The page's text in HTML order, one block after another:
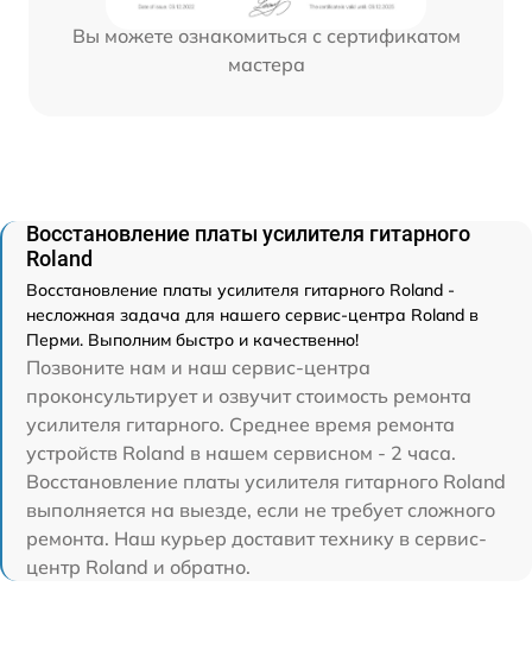
Вы можете ознакомиться с сертификатом
мастера
Восстановление платы усилителя гитарного
Roland
Восстановление платы усилителя гитарного Roland -
несложная задача для нашего сервис-центра Roland в
Перми. Выполним быстро и качественно!
Позвоните нам и наш сервис-центра
проконсультирует и озвучит стоимость ремонта
усилителя гитарного. Среднее время ремонта
устройств Roland в нашем сервисном - 2 часа.
Восстановление платы усилителя гитарного Roland
выполняется на выезде, если не требует сложного
ремонта. Наш курьер доставит технику в сервис-
центр Roland и обратно.